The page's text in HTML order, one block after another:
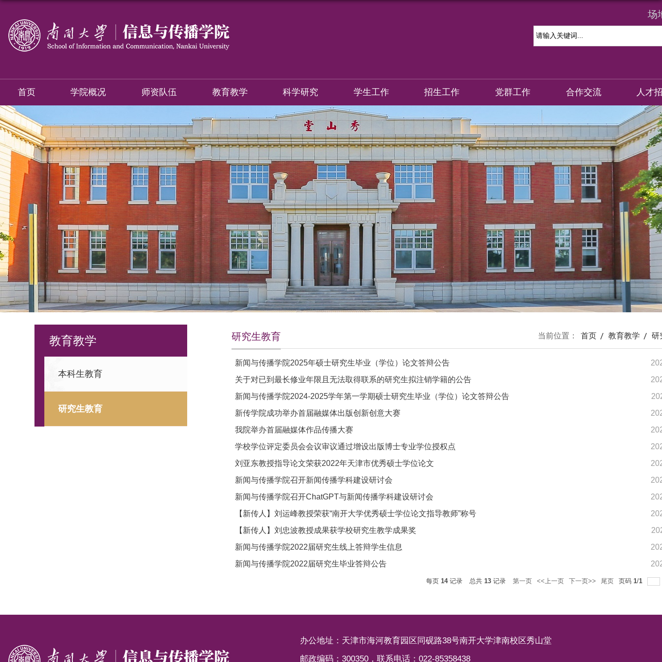
场
首页 学院概况 师资队伍 教育教学 科学研究 学生工作 招生工作 党群工作 合作交流 人才
教育教学
本科生教育
研究生教育
当前位置： 首页 教育教学 研
研究生教育
新闻与传播学院2025年硕士研究生毕业（学位）论文答辩公告
关于对已到最长修业年限且无法取得联系的研究生拟注销学籍的公告
新闻与传播学院2024-2025学年第一学期硕士研究生毕业（学位）论文答辩公告
新传学院成功举办首届融媒体出版创新创意大赛
我院举办首届融媒体作品传播大赛
学校学位评定委员会会议审议通过增设出版博士专业学位授权点
刘亚东教授指导论文荣获2022年天津市优秀硕士学位论文
新闻与传播学院召开新闻传播学科建设研讨会
新闻与传播学院召开ChatGPT与新闻传播学科建设研讨会
【新传人】刘运峰教授荣获“南开大学优秀硕士学位论文指导教师”称号
【新传人】刘忠波教授成果获学校研究生教学成果奖
新闻与传播学院2022届研究生线上答辩学生信息
新闻与传播学院2022届研究生毕业答辩公告
每页 14记录 总共 13 记录 第一页 <<上一页 下一页>> 尾页 页码 1/1
办公地址：天津市海河教育园区同砚路38号南开大学津南校区秀山堂
邮政编码：300350，联系电话：022-85358438